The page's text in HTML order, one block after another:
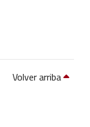
Volver arriba